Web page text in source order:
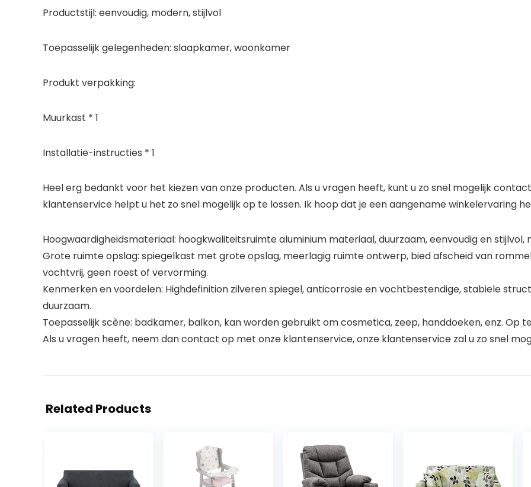
Productstijl: eenvoudig, modern, stijlvol
Toepasselijk gelegenheden: slaapkamer, woonkamer
Produkt verpakking:
Muurkast * 1
Installatie-instructies * 1
Heel erg bedankt voor het kiezen van onze producten. Als u vragen heeft, kunt u zo snel mogelijk
klantenservice helpt u het zo snel mogelijk op te lossen. Ik hoop dat je een aangename winkelervaring
Hoogwaardigheidsmateriaal: hoogkwaliteitsruimte aluminium materiaal, duurzaam, eenvoudig en stijlvol,
Grote ruimte opslag: spiegelkast met grote opslag, meerlagig ruimte ontwerp, bied afscheid van
vochtvrij, geen roest of vervorming.
Kenmerken en voordelen: Highdefinition zilveren spiegel, anticorrosie en vochtbestendige, stabiele
duurzaam.
Toepasselijk scène: badkamer, balkon, kan worden gebruikt om cosmetica, zeep, handdoeken, enz. Op
Als u vragen heeft, neem dan contact op met onze klantenservice, onze klantenservice zal u zo snel
Related Products